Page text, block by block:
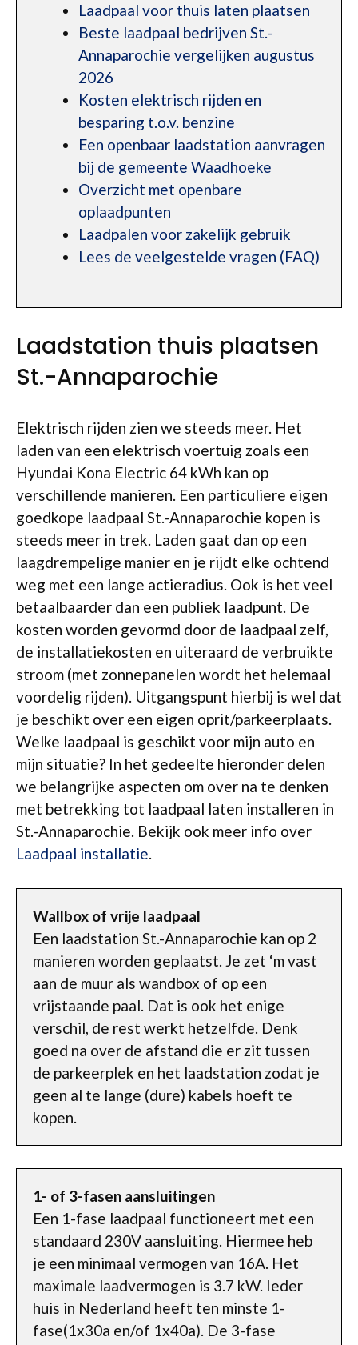
Laadpaal voor thuis laten plaatsen
Beste laadpaal bedrijven St.-
Annaparochie vergelijken augustus
2026
Kosten elektrisch rijden en
besparing t.o.v. benzine
Een openbaar laadstation aanvragen
bij de gemeente Waadhoeke
Overzicht met openbare
oplaadpunten
Laadpalen voor zakelijk gebruik
Lees de veelgestelde vragen (FAQ)
Laadstation thuis plaatsen
St.-Annaparochie
Elektrisch rijden zien we steeds meer. Het
laden van een elektrisch voertuig zoals een
Hyundai Kona Electric 64 kWh kan op
verschillende manieren. Een particuliere eigen
goedkope laadpaal St.-Annaparochie kopen is
steeds meer in trek. Laden gaat dan op een
laagdrempelige manier en je rijdt elke ochtend
weg met een lange actieradius. Ook is het veel
betaalbaarder dan een publiek laadpunt. De
kosten worden gevormd door de laadpaal zelf,
de installatiekosten en uiteraard de verbruikte
stroom (met zonnepanelen wordt het helemaal
voordelig rijden). Uitgangspunt hierbij is wel dat
je beschikt over een eigen oprit/parkeerplaats.
Welke laadpaal is geschikt voor mijn auto en
mijn situatie? In het gedeelte hieronder delen
we belangrijke aspecten om over na te denken
met betrekking tot laadpaal laten installeren in
St.-Annaparochie. Bekijk ook meer info over
Laadpaal installatie.
Wallbox of vrije laadpaal
Een laadstation St.-Annaparochie kan op 2
manieren worden geplaatst. Je zet ‘m vast
aan de muur als wandbox of op een
vrijstaande paal. Dat is ook het enige
verschil, de rest werkt hetzelfde. Denk
goed na over de afstand die er zit tussen
de parkeerplek en het laadstation zodat je
geen al te lange (dure) kabels hoeft te
kopen.
1- of 3-fasen aansluitingen
Een 1-fase laadpaal functioneert met een
standaard 230V aansluiting. Hiermee heb
je een minimaal vermogen van 16A. Het
maximale laadvermogen is 3.7 kW. Ieder
huis in Nederland heeft ten minste 1-
fase(1x30a en/of 1x40a). De 3-fase